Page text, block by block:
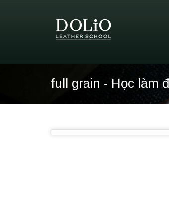
full grain - Học làm